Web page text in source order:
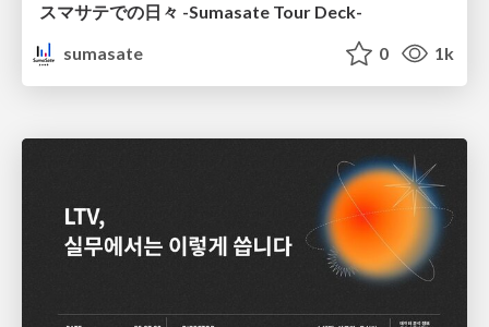
スマサテでの日々 -Sumasate Tour Deck-
sumasate
0 1k